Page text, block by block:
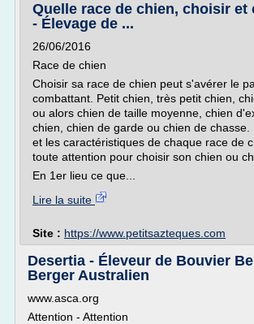
Quelle race de chien, choisir et
- Élevage de ...
26/06/2016
Race de chien
Choisir sa race de chien peut s'avérer le
combattant. Petit chien, très petit chien,
ou alors chien de taille moyenne, chien
chien, chien de garde ou chien de chasse.
et les caractéristiques de chaque race de
toute attention pour choisir son chien ou
En 1er lieu ce que...
Lire la suite
Site : https://www.petitsazteques.com
Desertia - Éleveur de Bouvier
Berger Australien
www.asca.org
Attention - Attention